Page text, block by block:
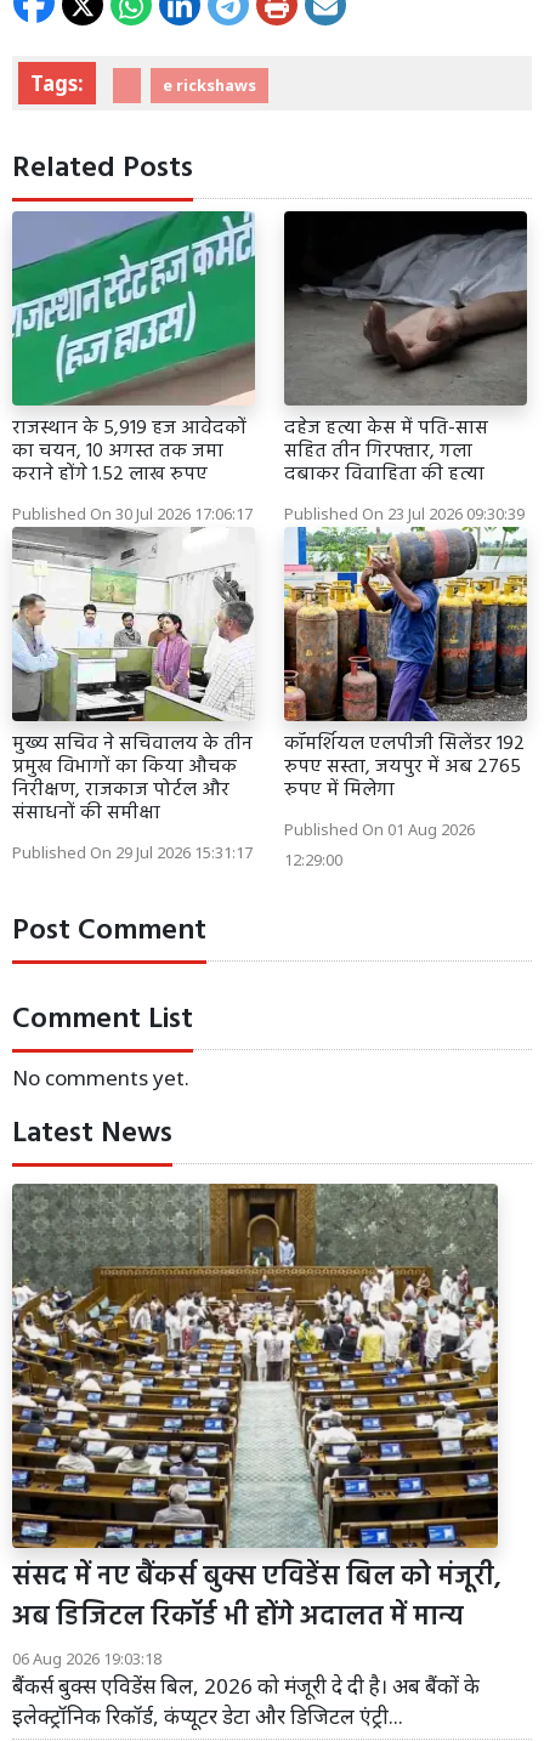
Tags: e rickshaws
Related Posts
राजस्थान के 5,919 हज आवेदकों
का चयन, 10 अगस्त तक जमा
कराने होंगे 1.52 लाख रुपए
Published On 30 Jul 2026 17:06:17
दहेज हत्या केस में पति-सास
सहित तीन गिरफ्तार, गला
दबाकर विवाहिता की हत्या
Published On 23 Jul 2026 09:30:39
मुख्य सचिव ने सचिवालय के तीन
प्रमुख विभागों का किया औचक
निरीक्षण, राजकाज पोर्टल और
संसाधनों की समीक्षा
Published On 29 Jul 2026 15:31:17
कॉमर्शियल एलपीजी सिलेंडर 192
रुपए सस्ता, जयपुर में अब 2765
रुपए में मिलेगा
Published On 01 Aug 2026
12:29:00
Post Comment
Comment List
No comments yet.
Latest News
संसद में नए बैंकर्स बुक्स एविडेंस बिल को मंजूरी,
अब डिजिटल रिकॉर्ड भी होंगे अदालत में मान्य
06 Aug 2026 19:03:18
बैंकर्स बुक्स एविडेंस बिल, 2026 को मंजूरी दे दी है। अब बैंकों के
इलेक्ट्रॉनिक रिकॉर्ड, कंप्यूटर डेटा और डिजिटल एंट्री...